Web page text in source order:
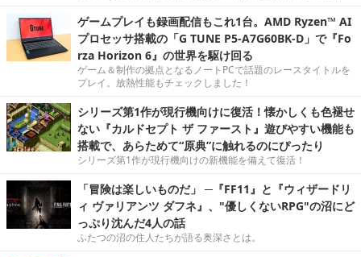
ゲームプレイも録画配信もこれ1台。AMD Ryzen™ AI
プロセッサ搭載の「G TUNE P5-A7G60BK-D」で『Fo
rza Horizon 6』の世界を駆け回る
ゲーム＆制作の拠点となるノートPCで話題のレースタイトルを
プレイ。放熱性能もチェックしました！
シリーズ第1作が現行機向けに復活！懐かしくも色褪せ
ない『カルドセプト ザ ファースト』遊びやすい機能も
搭載で、あらためて“原典”に触れるのにぴったり
シリーズ第1作が現行機向けの新機能を備えて復活！
「冒険は楽しいものだ」 ─『FF11』と『ウィザードリ
ィ ヴァリアンツ ダフネ』、"優しくないRPG"の沼にど
っぷり沈んだ4人の話
ふたつの沼の住人たちが語る奥深さとは。